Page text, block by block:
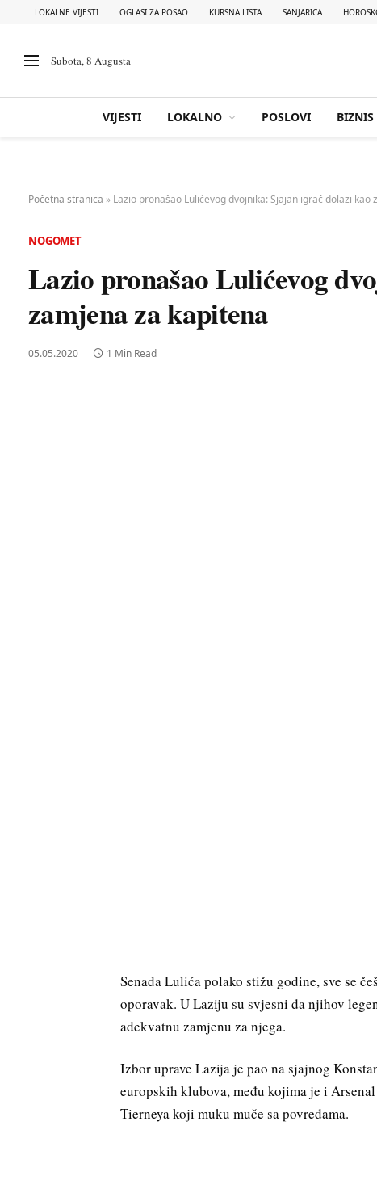
LOKALNE VIJESTI OGLASI ZA POSAO KURSNA LISTA SANJARICA
Subota, 8 Augusta
VIJESTI LOKALNO POSLOVI BIZNIS
Početna stranica » Lazio pronašao Lulićevog dvojnika: Sjajan igrač dolazi kao
NOGOMET
Lazio pronašao Lulićevog
zamjena za kapitena
05.05.2020 1 Min Read
Senada Lulića polako stižu godine, sve se
oporavak. U Laziju su svjesni da njihov
adekvatnu zamjenu za njega.
Izbor uprave Lazija je pao na sjajnog
europskih klubova, među kojima je i
Tierneya koji muku muče sa povredama.